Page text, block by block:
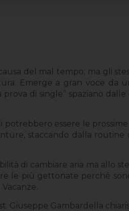
del mal tempo; ma gli
Emerge a gran voce da
prova di single” spaziano
potrebbero essere le
staccando dalla routine
di cambiare aria ma allo
le più gettonate perché
Giuseppe Gambardella